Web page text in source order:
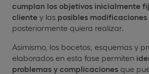
cumplan los objetivos inicialmente
cliente y las posibles modificaciones
posteriormente quiera realizar.
Asimismo, los bocetos, esquemas y
elaborados en esta fase permiten
problemas y complicaciones que